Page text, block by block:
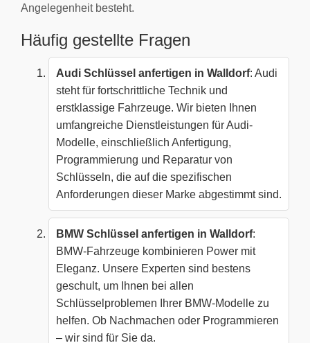
Angelegenheit besteht.
Häufig gestellte Fragen
Audi Schlüssel anfertigen in Walldorf: Audi
steht für fortschrittliche Technik und
erstklassige Fahrzeuge. Wir bieten Ihnen
umfangreiche Dienstleistungen für Audi-
Modelle, einschließlich Anfertigung,
Programmierung und Reparatur von
Schlüsseln, die auf die spezifischen
Anforderungen dieser Marke abgestimmt sind.
BMW Schlüssel anfertigen in Walldorf:
BMW-Fahrzeuge kombinieren Power mit
Eleganz. Unsere Experten sind bestens
geschult, um Ihnen bei allen
Schlüsselproblemen Ihrer BMW-Modelle zu
helfen. Ob Nachmachen oder Programmieren
– wir sind für Sie da.